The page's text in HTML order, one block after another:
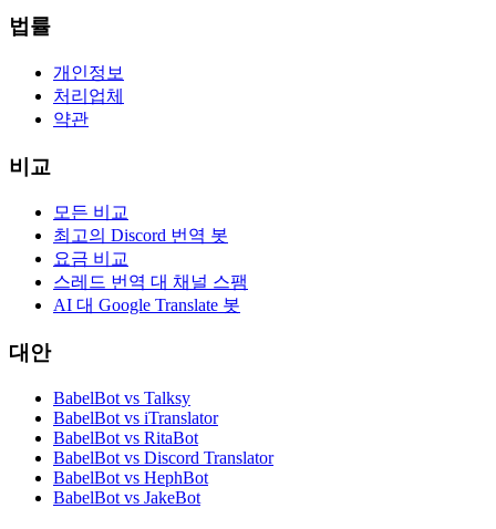
법률
개인정보
처리업체
약관
비교
모든 비교
최고의 Discord 번역 봇
요금 비교
스레드 번역 대 채널 스팸
AI 대 Google Translate 봇
대안
BabelBot vs Talksy
BabelBot vs iTranslator
BabelBot vs RitaBot
BabelBot vs Discord Translator
BabelBot vs HephBot
BabelBot vs JakeBot